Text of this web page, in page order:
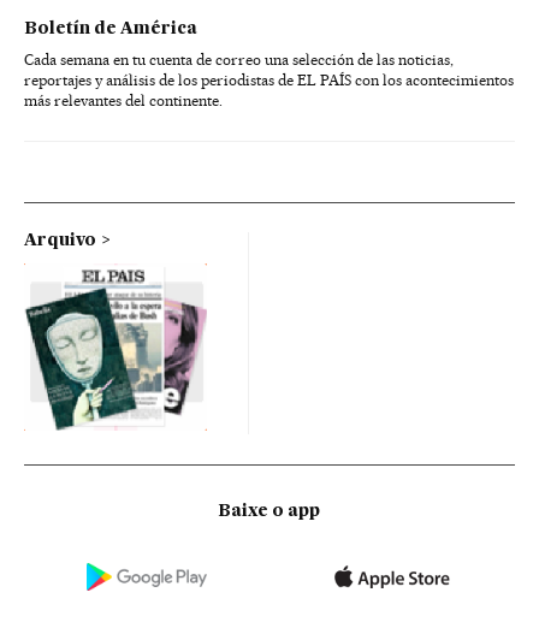
Boletín de América
Cada semana en tu cuenta de correo una selección de las noticias,
reportajes y análisis de los periodistas de EL PAÍS con los acontecimientos
más relevantes del continente.
Arquivo
Baixe o app